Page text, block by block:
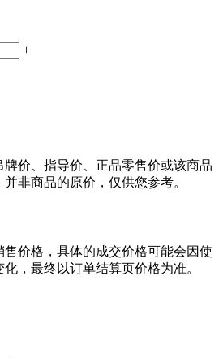
+
价、指导价、正品零售价或该商品
非商品的原价，仅供您参考。
价格，具体的成交价格可能会因使
，最终以订单结算页价格为准。